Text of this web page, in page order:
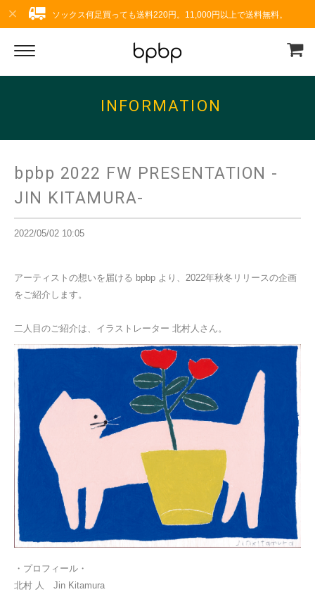
ソックス何足買っても送料220円。11,000円以上で送料無料。
INFORMATION
bpbp 2022 FW PRESENTATION -
JIN KITAMURA-
2022/05/02 10:05
アーティストの想いを届ける bpbp より、2022年秋冬リリースの企画
をご紹介します。
二人目のご紹介は、イラストレーター 北村人さん。
・プロフィール・
北村 人 Jin Kitamura